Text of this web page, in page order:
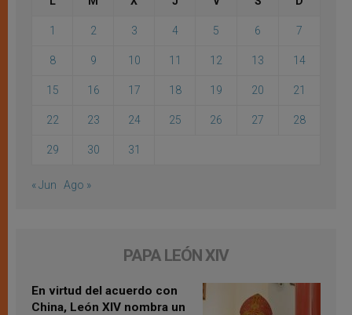
1 2 3 4 5 6 7
8 9 10 11 12 13 14
15 16 17 18 19 20 21
22 23 24 25 26 27 28
29 30 31
« Jun Ago »
PAPA LEÓN XIV
En virtud del acuerdo con
China, León XIV nombra un